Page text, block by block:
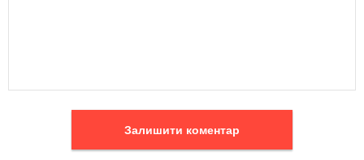
Залишити коментар